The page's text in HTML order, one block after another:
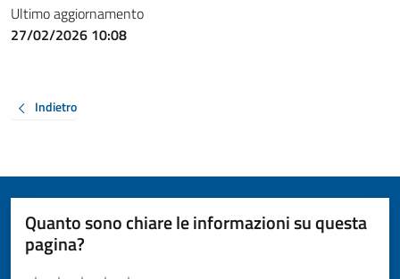
Ultimo aggiornamento
27/02/2026 10:08
Indietro
Quanto sono chiare le informazioni su questa
pagina?